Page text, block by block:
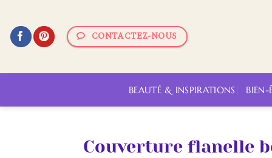
contenu
CONTACTEZ-NOUS
BEAUTÉ & INSPIRATIONS BIEN-
Couverture flanelle